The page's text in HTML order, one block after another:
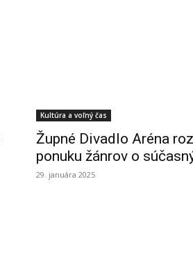
Kultúra a voľný čas
Župné Divadlo Aréna
ponuku žánrov o
29. januára 2025